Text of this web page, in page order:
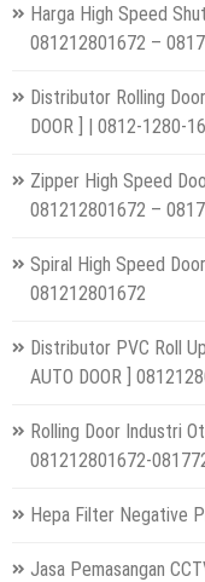
Harga High Speed
081212801672 –
Distributor Rolling
DOOR ] | 0812-1280-
Zipper High Speed
081212801672 –
Spiral High Speed Door
081212801672
Distributor PVC Roll
AUTO DOOR ]
Rolling Door Industri
081212801672-
Hepa Filter Negative
Jasa Pemasangan